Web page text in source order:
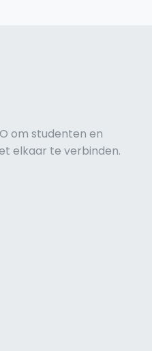
om studenten en
elkaar te verbinden.